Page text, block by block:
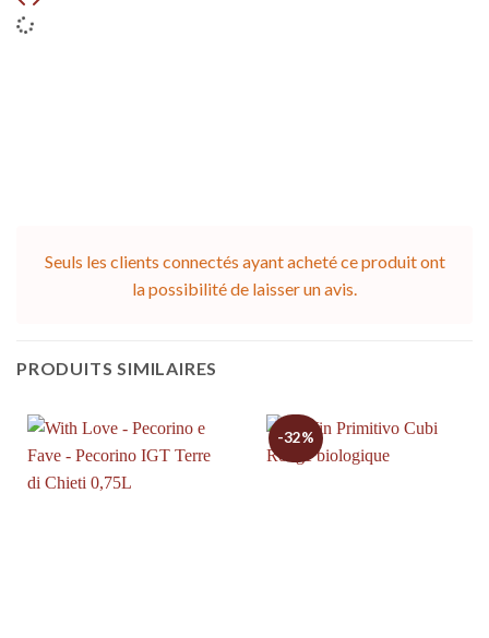
Seuls les clients connectés ayant acheté ce produit ont
la possibilité de laisser un avis.
PRODUITS SIMILAIRES
-32%